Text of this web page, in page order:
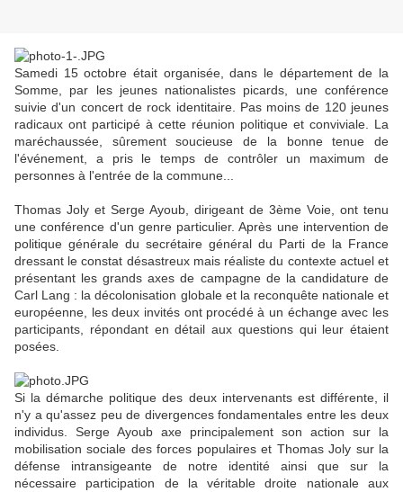
Samedi 15 octobre était organisée, dans le département de la
Somme, par les jeunes nationalistes picards, une conférence
suivie d'un concert de rock identitaire. Pas moins de 120 jeunes
radicaux ont participé à cette réunion politique et conviviale. La
maréchaussée, sûrement soucieuse de la bonne tenue de
l'événement, a pris le temps de contrôler un maximum de
personnes à l'entrée de la commune...
Thomas Joly et Serge Ayoub, dirigeant de 3ème Voie, ont tenu
une conférence d'un genre particulier. Après une intervention de
politique générale du secrétaire général du Parti de la France
dressant le constat désastreux mais réaliste du contexte actuel et
présentant les grands axes de campagne de la candidature de
Carl Lang : la décolonisation globale et la reconquête nationale et
européenne, les deux invités ont procédé à un échange avec les
participants, répondant en détail aux questions qui leur étaient
posées.
Si la démarche politique des deux intervenants est différente, il
n'y a qu'assez peu de divergences fondamentales entre les deux
individus. Serge Ayoub axe principalement son action sur la
mobilisation sociale des forces populaires et Thomas Joly sur la
défense intransigeante de notre identité ainsi que sur la
nécessaire participation de la véritable droite nationale aux